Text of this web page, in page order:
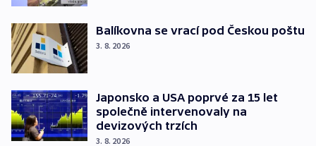
Balíkovna se vrací pod Českou poštu
3. 8. 2026
Japonsko a USA poprvé za 15 let
společně intervenovaly na
devizových trzích
3. 8. 2026